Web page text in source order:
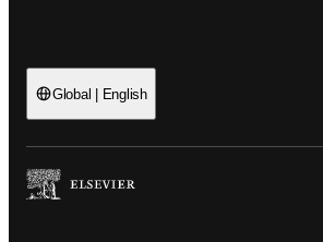
Global | English